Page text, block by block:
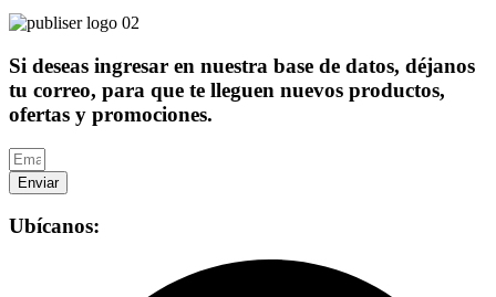
Si deseas ingresar en nuestra base de datos, déjanos
tu correo, para que te lleguen nuevos productos,
ofertas y promociones.
Enviar
Ubícanos: